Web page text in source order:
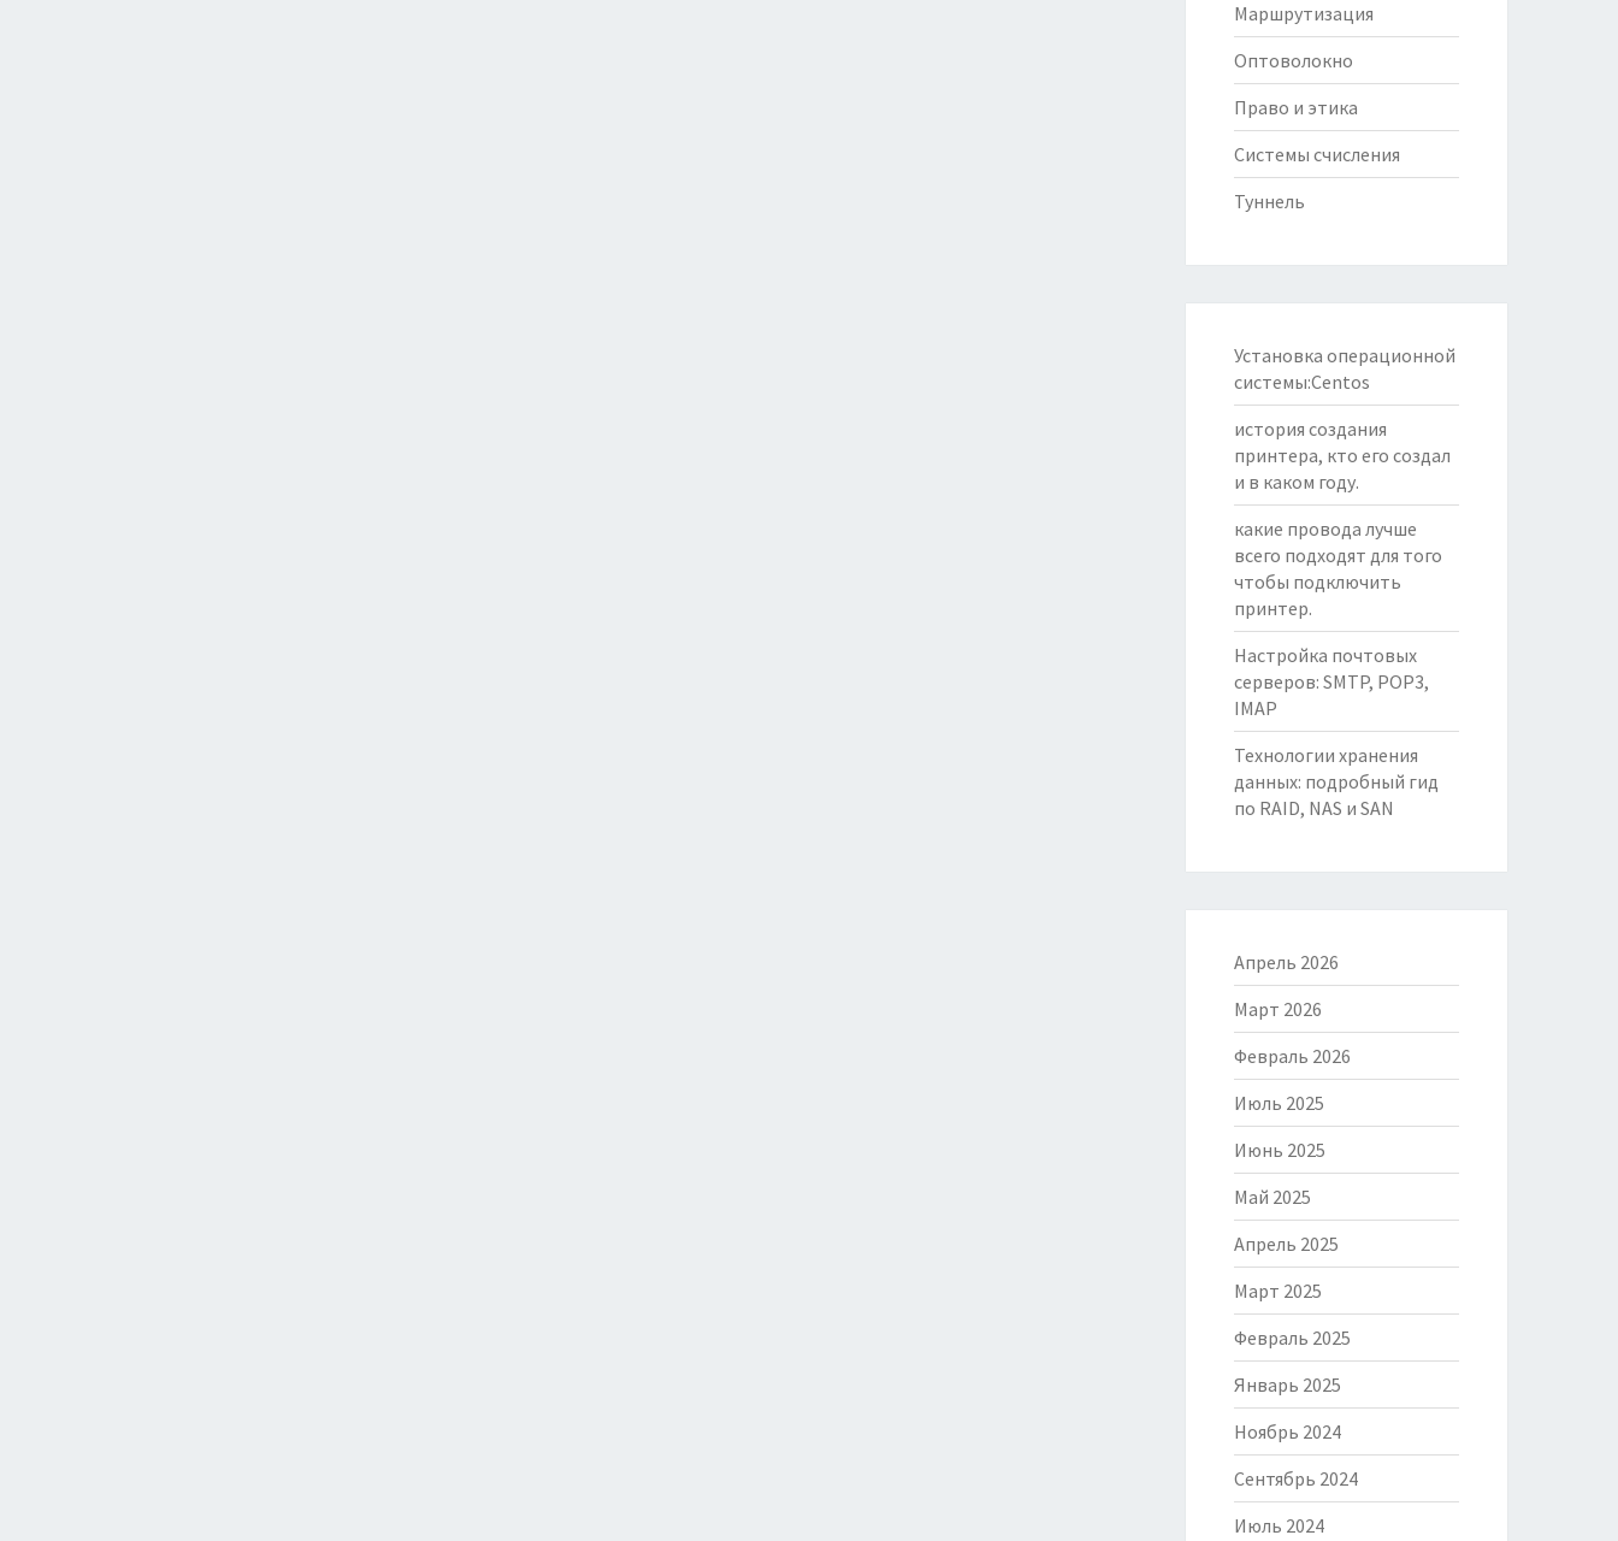
Маршрутизация
Оптоволокно
Право и этика
Системы счисления
Туннель
Установка операционной
системы:Centos
история создания
принтера, кто его создал
и в каком году.
какие провода лучше
всего подходят для того
чтобы подключить
принтер.
Настройка почтовых
серверов: SMTP, POP3,
IMAP
Технологии хранения
данных: подробный гид
по RAID, NAS и SAN
Апрель 2026
Март 2026
Февраль 2026
Июль 2025
Июнь 2025
Май 2025
Апрель 2025
Март 2025
Февраль 2025
Январь 2025
Ноябрь 2024
Сентябрь 2024
Июль 2024